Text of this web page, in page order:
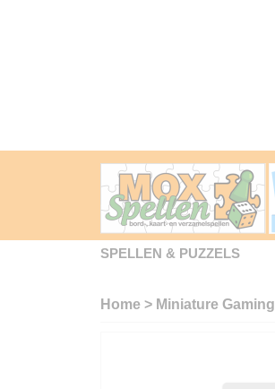
SPELLEN & PUZZELS
Home > Miniature Gaming